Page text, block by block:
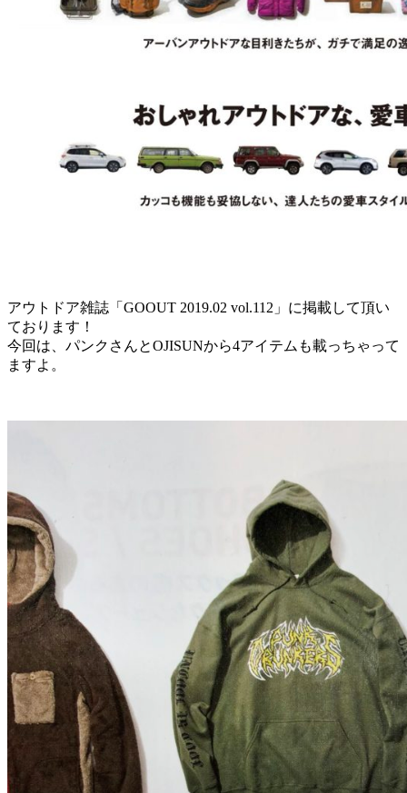
アウトドア雑誌「GOOUT 2019.02 vol.112」に掲載して頂い
ております！
今回は、パンクさんとOJISUNから4アイテムも載っちゃって
ますよ。